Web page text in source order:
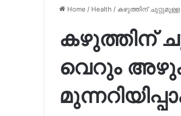
Home / Health / കഴുത്തിന് ചുറ്റുമുള്ള
കഴുത്തിന്
വെറും